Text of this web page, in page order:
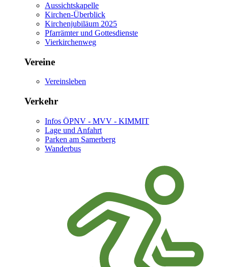
Aussichtskapelle
Kirchen-Überblick
Kirchenjubiläum 2025
Pfarrämter und Gottesdienste
Vierkirchenweg
Vereine
Vereinsleben
Verkehr
Infos ÖPNV - MVV - KIMMIT
Lage und Anfahrt
Parken am Samerberg
Wanderbus